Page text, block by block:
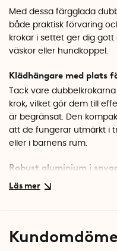
Med dessa färgglada
både praktisk förvaring
krokar i settet ger dig
väskor eller hundkoppel.
Klädhängare med plats
Tack vare
krok, vilket gör dem till
är begränsat. Den
att de fungerar utmärkt i
eller i barnens rum.
Robust aluminium i
Krokarna är tillverkade i
Specifikationer